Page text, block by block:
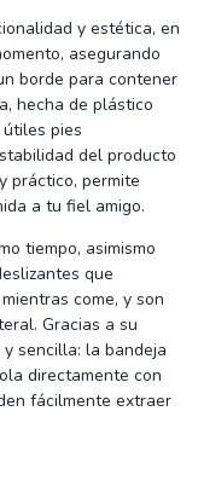
y estética, en
asegurando
borde para contener
hecha de plástico
pies
del producto
práctico, permite
a tu fiel amigo.
tiempo, asimismo
que
come, y son
Gracias a su
sencilla: la bandeja
directamente con
fácilmente extraer